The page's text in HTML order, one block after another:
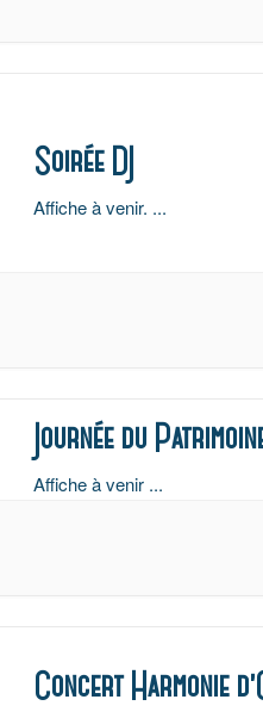
Soirée DJ
Affiche à venir. ...
Journée du
Affiche à venir ...
Concert Harmonie